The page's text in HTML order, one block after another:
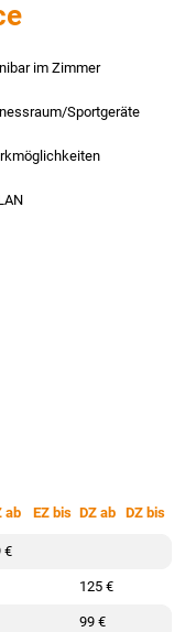
im Zimmer
Sportgeräte
ab EZ bis DZ ab DZ bis
€
125 €
99 €